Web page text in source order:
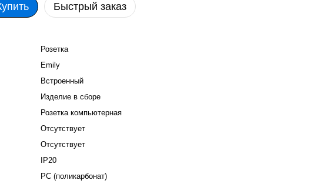
Быстрый заказ
Розетка
Emily
Встроенный
Изделие в сборе
Розетка компьютерная
Отсутствует
Отсутствует
IP20
РС (поликарбонат)